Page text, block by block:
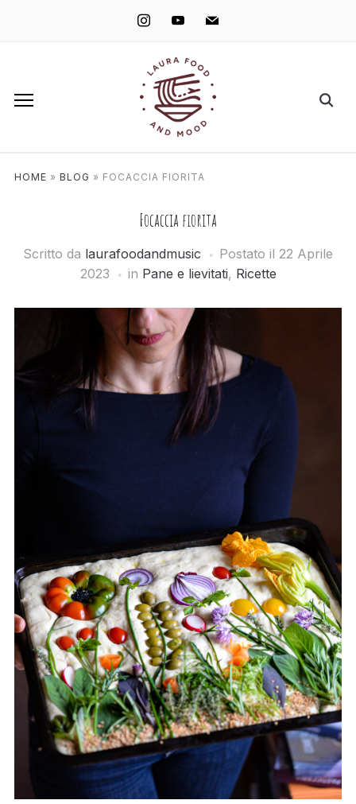
instagramyoutube mail
HOME » BLOG » FOCACCIA FIORITA
Focaccia fiorita
Scritto da laurafoodandmusic Postato il 22 Aprile
2023
in Pane e lievitati, Ricette